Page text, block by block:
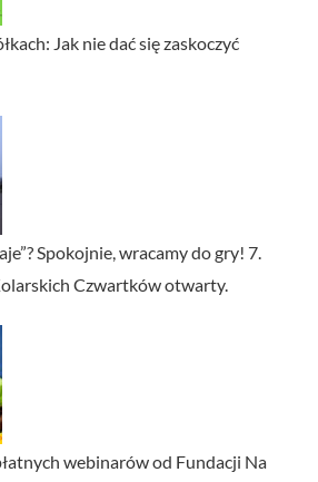
Jak nie dać się zaskoczyć
Spokojnie, wracamy do gry! 7.
Czwartków otwarty.
webinarów od Fundacji Na